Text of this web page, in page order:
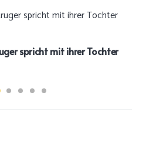
spricht mit ihrer Tochter